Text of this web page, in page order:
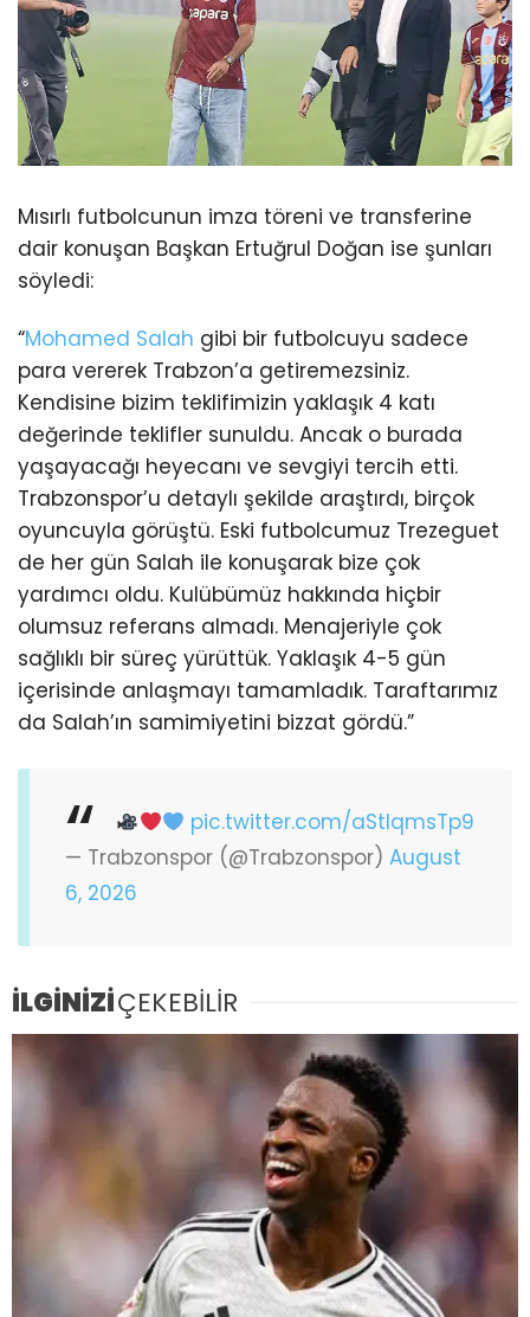
Mısırlı futbolcunun imza töreni ve transferine
dair konuşan Başkan Ertuğrul Doğan ise şunları
söyledi:
“Mohamed Salah gibi bir futbolcuyu sadece
para vererek Trabzon’a getiremezsiniz.
Kendisine bizim teklifimizin yaklaşık 4 katı
değerinde teklifler sunuldu. Ancak o burada
yaşayacağı heyecanı ve sevgiyi tercih etti.
Trabzonspor’u detaylı şekilde araştırdı, birçok
oyuncuyla görüştü. Eski futbolcumuz Trezeguet
de her gün Salah ile konuşarak bize çok
yardımcı oldu. Kulübümüz hakkında hiçbir
olumsuz referans almadı. Menajeriyle çok
sağlıklı bir süreç yürüttük. Yaklaşık 4-5 gün
içerisinde anlaşmayı tamamladık. Taraftarımız
da Salah’ın samimiyetini bizzat gördü.”
pic.twitter.com/aStIqmsTp9
— Trabzonspor (@Trabzonspor) August
6, 2026
İLGİNİZİÇEKEBİLİR